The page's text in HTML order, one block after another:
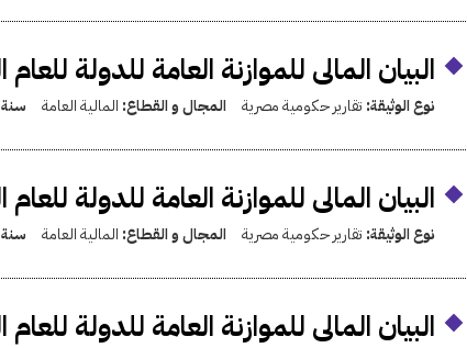
البيان المالى للموازنة العامة للدولة للعام المالى
نوع الوثيقة: تقارير حكومية مصرية المجال و القطاع: المالية العامة
البيان المالى للموازنة العامة للدولة للعام المالى
نوع الوثيقة: تقارير حكومية مصرية المجال و القطاع: المالية العامة
البيان المالى للموازنة العامة للدولة للعام المالى